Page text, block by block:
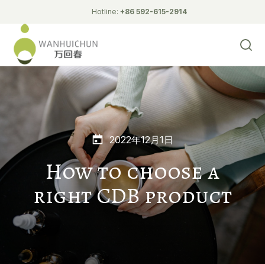
Hotline: +86 592-615-2914
2022年12月1日
How to choose a
right CDB product